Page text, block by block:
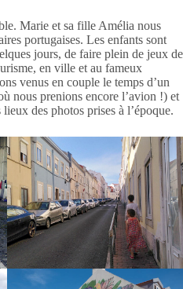
Marie et sa fille Amélia nous
portugaises. Les enfants sont
jours, de faire plein de jeux de
en ville et au fameux
venus en couple le temps d’un
nous prenions encore l’avion !) et
des photos prises à l’époque.